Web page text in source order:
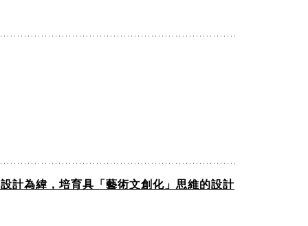
計為緯，培育具「藝術文創化」思維的設計